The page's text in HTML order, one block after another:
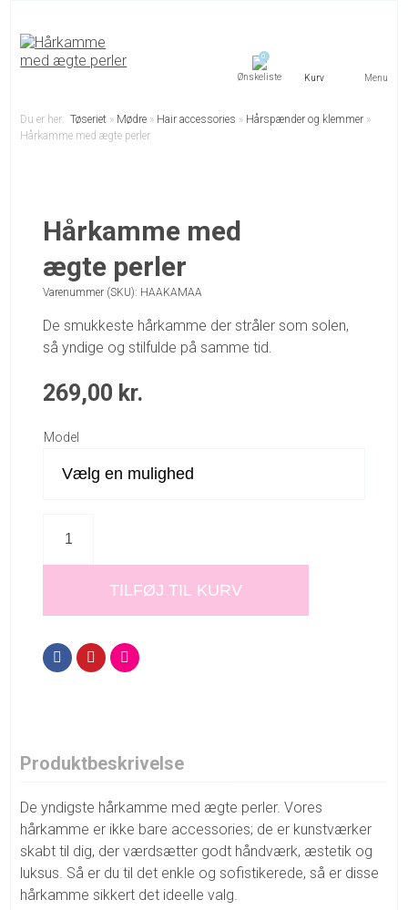
0
Menu
Du er her:Tøseriet » Mødre » Hair accessories » Hårspænder og klemmer »
Hårkamme med ægte perler
Hårkamme med
ægte perler
Varenummer (SKU): HAAKAMAA
De smukkeste hårkamme der stråler som solen,
så yndige og stilfulde på samme tid.
269,00 kr.
Model
TILFØJ TIL KURV
Produktbeskrivelse
De yndigste hårkamme med ægte perler. Vores
hårkamme er ikke bare accessories; de er kunstværker
skabt til dig, der værdsætter godt håndværk, æstetik og
luksus. Så er du til det enkle og sofistikerede, så er disse
hårkamme sikkert det ideelle valg.